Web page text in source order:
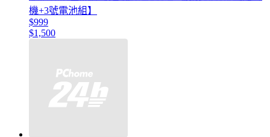
機+3號電池組】
$999
$1,500